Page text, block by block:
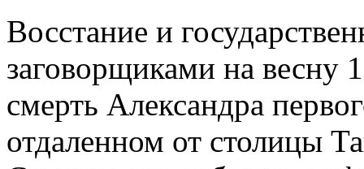
Восстание и
заговорщиками на весну
смерть Александра
отдаленном от столицы